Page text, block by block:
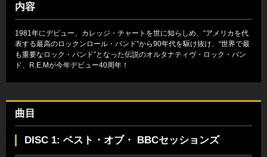
内容
1981年にデビュー、カレッジ・チャートを世に知らしめ、“アメリカを代
表する最高のロックンロール・バンド”から90年代を駆け抜け、“世界で最
も重要なロック・バンド”となった伝説のオルタナティヴ・ロック・バン
ド、R.E.Mが今年デビュー40周年！
曲目
DISC 1: ベスト・オブ・ BBCセッションズ